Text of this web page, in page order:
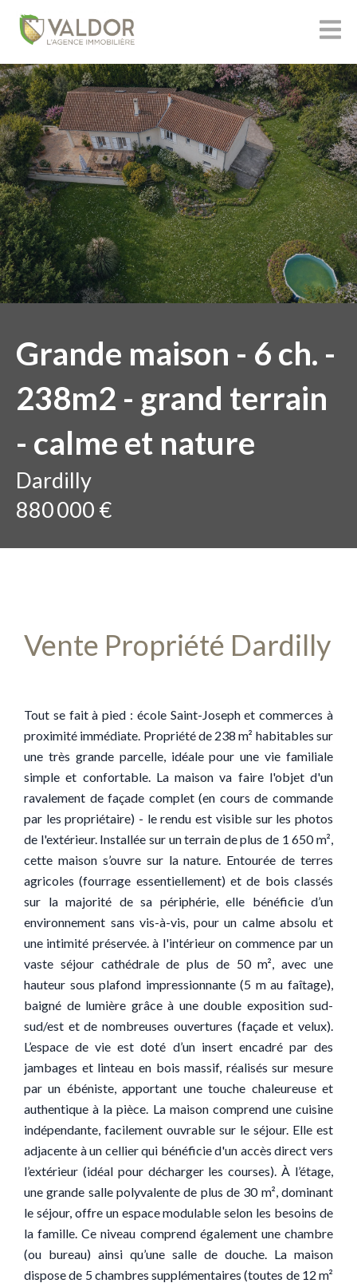
Grande maison - 6 ch. -
238m2 - grand terrain
- calme et nature
Dardilly
880 000 €
Vente Propriété Dardilly
Tout se fait à pied : école Saint-Joseph et commerces à
proximité immédiate. Propriété de 238 m² habitables sur
une très grande parcelle, idéale pour une vie familiale
simple et confortable. La maison va faire l'objet d'un
ravalement de façade complet (en cours de commande
par les propriétaire) - le rendu est visible sur les photos
de l'extérieur. Installée sur un terrain de plus de 1 650 m²,
cette maison s’ouvre sur la nature. Entourée de terres
agricoles (fourrage essentiellement) et de bois classés
sur la majorité de sa périphérie, elle bénéficie d’un
environnement sans vis-à-vis, pour un calme absolu et
une intimité préservée. à l'intérieur on commence par un
vaste séjour cathédrale de plus de 50 m², avec une
hauteur sous plafond impressionnante (5 m au faîtage),
baigné de lumière grâce à une double exposition sud-
sud/est et de nombreuses ouvertures (façade et velux).
L’espace de vie est doté d’un insert encadré par des
jambages et linteau en bois massif, réalisés sur mesure
par un ébéniste, apportant une touche chaleureuse et
authentique à la pièce. La maison comprend une cuisine
indépendante, facilement ouvrable sur le séjour. Elle est
adjacente à un cellier qui bénéficie d'un accès direct vers
l’extérieur (idéal pour décharger les courses). À l’étage,
une grande salle polyvalente de plus de 30 m², dominant
le séjour, offre un espace modulable selon les besoins de
la famille. Ce niveau comprend également une chambre
(ou bureau) ainsi qu’une salle de douche. La maison
dispose de 5 chambres supplémentaires (toutes de 12 m²